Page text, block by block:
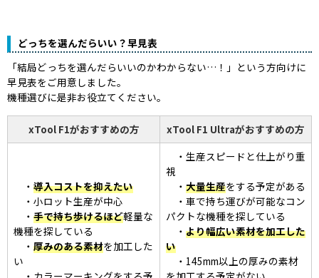
どっちを選んだらいい？早見表
「結局どっちを選んだらいいのかわからない…！」という方向けに
早見表をご用意しました。
機種選びに是非お役立てください。
xTool F1がおすすめの方 xTool F1 Ultraがおすすめの方
導入コストを抑えたい
小ロット生産が中心
手で持ち歩けるほど軽量な
機種を探している
厚みのある素材を加工した
い
生産スピードと仕上がり重
視
大量生産をする予定がある
車で持ち運びが可能なコン
パクトな機種を探している
より幅広い素材を加工した
い
145mm以上の厚みの素材